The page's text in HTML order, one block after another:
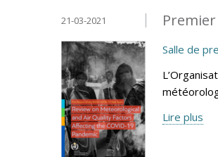
21-03-2021
Salle de
Lire plus